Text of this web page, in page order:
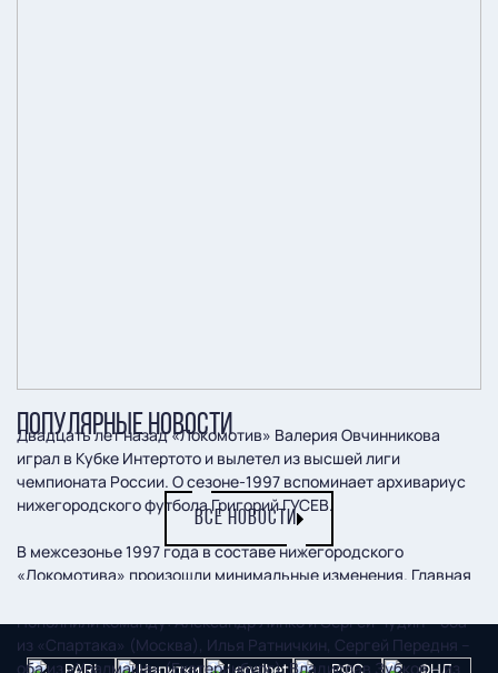
Двадцать лет назад «Локомотив» Валерия Овчинникова
играл в Кубке Интертото и вылетел из высшей лиги
чемпионата России. О сезоне-1997 вспоминает архивариус
нижегородского футбола Григорий ГУСЕВ.
В межсезонье 1997 года в составе нижегородского
«Локомотива» произошли минимальные изменения. Главная
Пополнили команду: Александр Липко и Сергей Чудин – оба
из «Спартака» (Москва), Илья Ратничкин, Сергей Передня –
оба из «Уралмаша» (Екатеринбург), Владислав Зубков – из
ПОПУЛЯРНЫЕ НОВОСТИ
ВСЕ НОВОСТИ